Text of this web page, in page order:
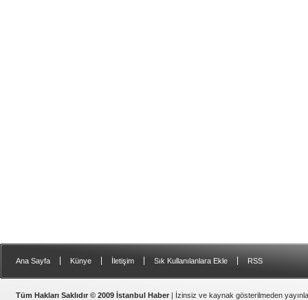
Ana Sayfa Künye İletişim Sık Kullanılanlara Ekle RSS
Tüm Hakları Saklıdır © 2009 İstanbul Haber | İzinsiz ve kaynak gösterilmeden